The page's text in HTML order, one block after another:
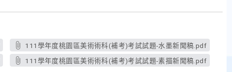
111學年度桃園區美術術科(補考)考試試題-水墨新聞稿.pdf
111學年度桃園區美術術科(補考)考試試題-素描新聞稿.pdf